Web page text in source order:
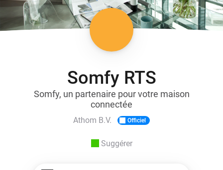
Somfy RTS
Somfy, un partenaire pour votre maison
connectée
Athom B.V. Officiel
Suggérer